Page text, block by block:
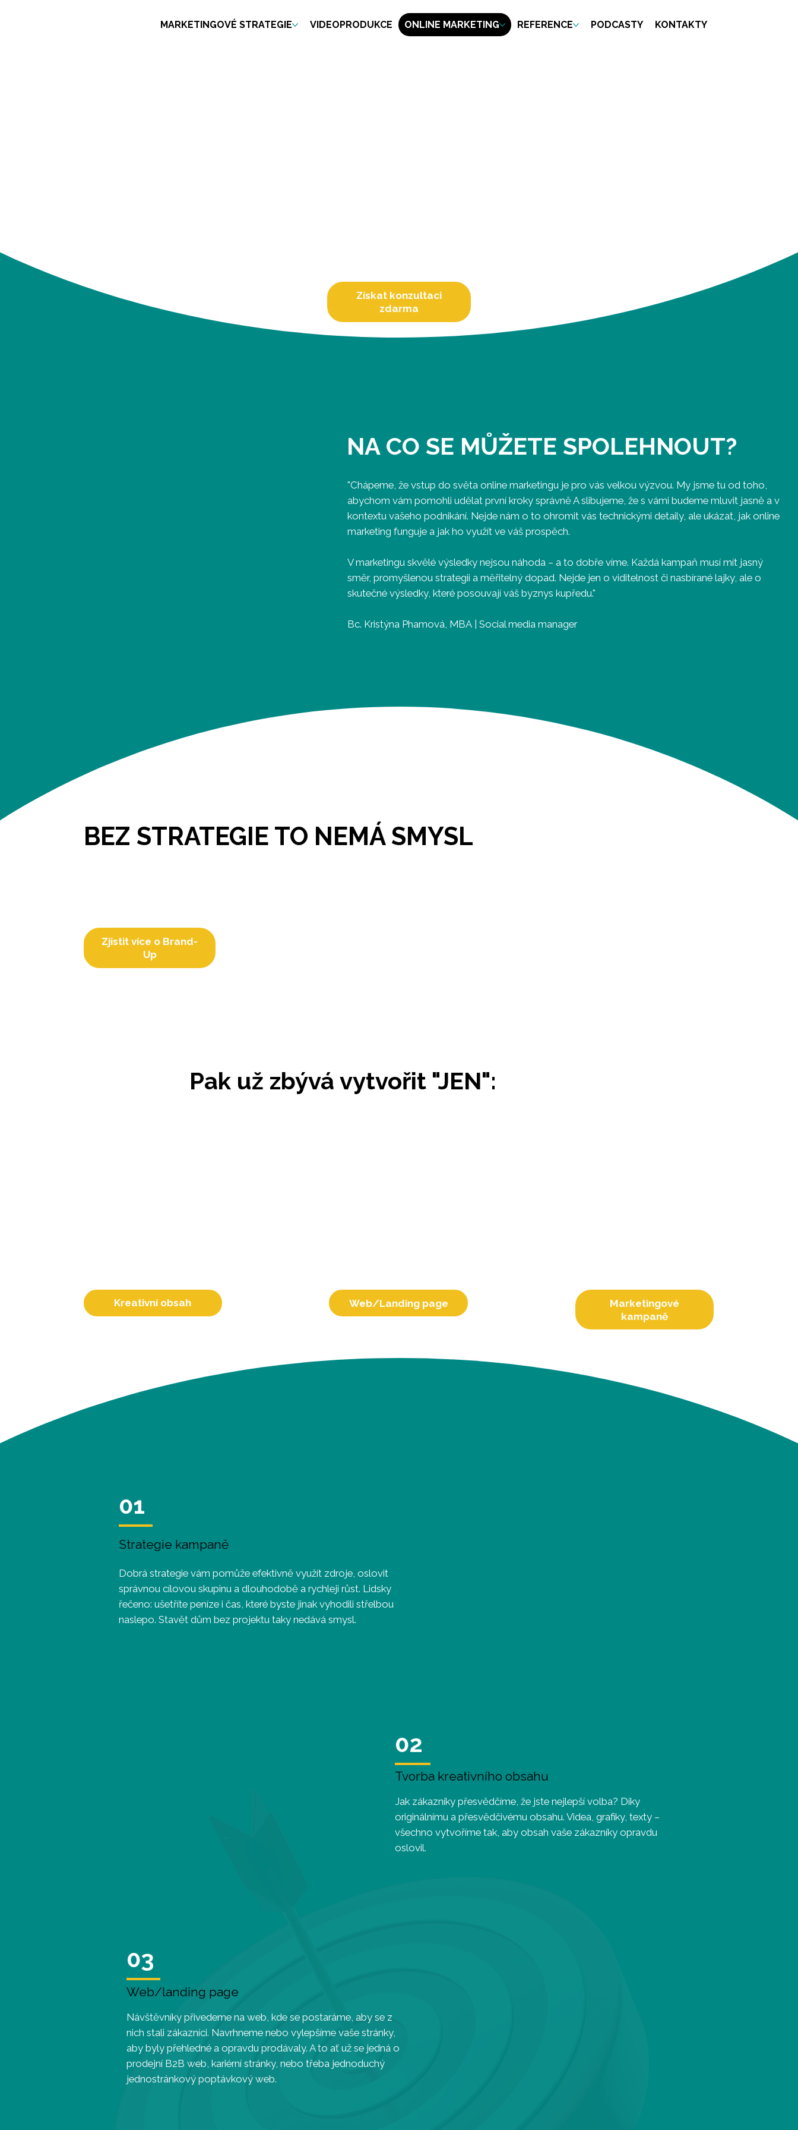
MARKETINGOVÉ STRATEGIE VIDEOPRODUKCE ONLINE MARKETING REFERENCE PODCASTY KONTAKTY
Získat konzultaci
zdarma
NA CO SE MŮŽETE SPOLEHNOUT?
"Chápeme, že vstup do světa online marketingu je pro vás velkou výzvou. My jsme tu od toho,
abychom vám pomohli udělat první kroky správně A slibujeme, že s vámi budeme mluvit jasně a v
kontextu vašeho podnikání. Nejde nám o to ohromit vás technickými detaily, ale ukázat, jak online
marketing funguje a jak ho využít ve váš prospěch.
V marketingu skvělé výsledky nejsou náhoda – a to dobře víme. Každá kampaň musí mít jasný
směr, promyšlenou strategii a měřitelný dopad. Nejde jen o viditelnost či nasbírané lajky, ale o
skutečné výsledky, které posouvají váš byznys kupředu."
Bc. Kristýna Phamová, MBA | Social media manager
BEZ STRATEGIE TO NEMÁ SMYSL
Zjistit více o Brand-
Up
Pak už zbývá vytvořit "JEN":
Kreativní obsah Web/Landing page
Marketingové
kampaně
01
Strategie kampaně
Dobrá strategie vám pomůže efektivně využít zdroje, oslovit
správnou cílovou skupinu a dlouhodobě a rychleji růst. Lidsky
řečeno: ušetříte peníze i čas, které byste jinak vyhodili střelbou
naslepo. Stavět dům bez projektu taky nedává smysl.
02
Tvorba kreativního obsahu
Jak zákazníky přesvědčíme, že jste nejlepší volba? Díky
originálnímu a přesvědčivému obsahu. Videa, grafiky, texty –
všechno vytvoříme tak, aby obsah vaše zákazníky opravdu
oslovil.
03
Web/landing page
Návštěvníky přivedeme na web, kde se postaráme, aby se z
nich stali zákazníci. Navrhneme nebo vylepšíme vaše stránky,
aby byly přehledné a opravdu prodávaly. A to ať už se jedná o
prodejní B2B web, kariérní stránky, nebo třeba jednoduchý
jednostránkový poptávkový web.